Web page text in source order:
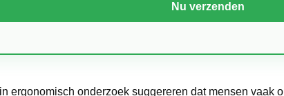
ergonomisch onderzoek suggereren dat mensen vaak